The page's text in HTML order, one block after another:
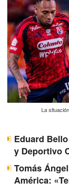
La
Eduard
y Deportivo
Tomás
América: